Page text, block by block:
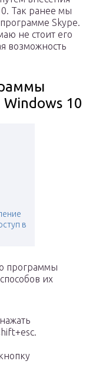
Так ранее мы
Skype.
не стоит его
возможность
10
в
программы
их